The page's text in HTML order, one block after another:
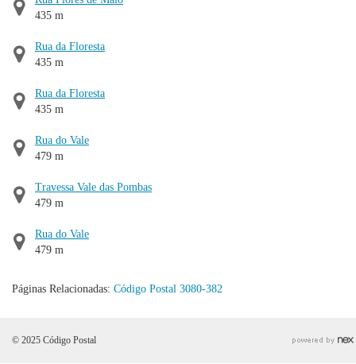
435 m
Rua da Floresta
435 m
Rua da Floresta
435 m
Rua do Vale
479 m
Travessa Vale das Pombas
479 m
Rua do Vale
479 m
Páginas Relacionadas: Código Postal 3080-382
© 2025 Código Postal